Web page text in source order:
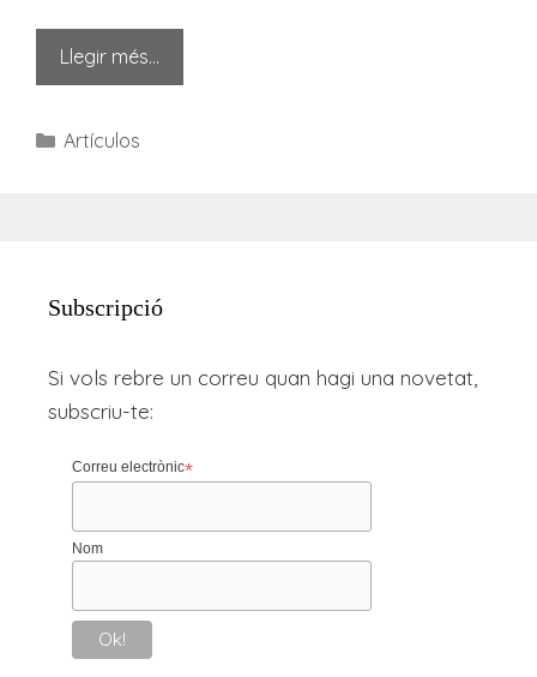
Llegir més…
Categories
Artículos
Subscripció
Si vols rebre un correu quan hagi una novetat,
subscriu-te:
Correu electrònic*
Nom